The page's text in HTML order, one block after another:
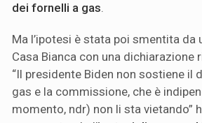
dei fornelli a gas.
Ma l’ipotesi è stata poi smentita da
Casa Bianca con una dichiarazione
“Il presidente Biden non sostiene il
gas e la commissione, che è
momento, ndr) non li sta vietando”